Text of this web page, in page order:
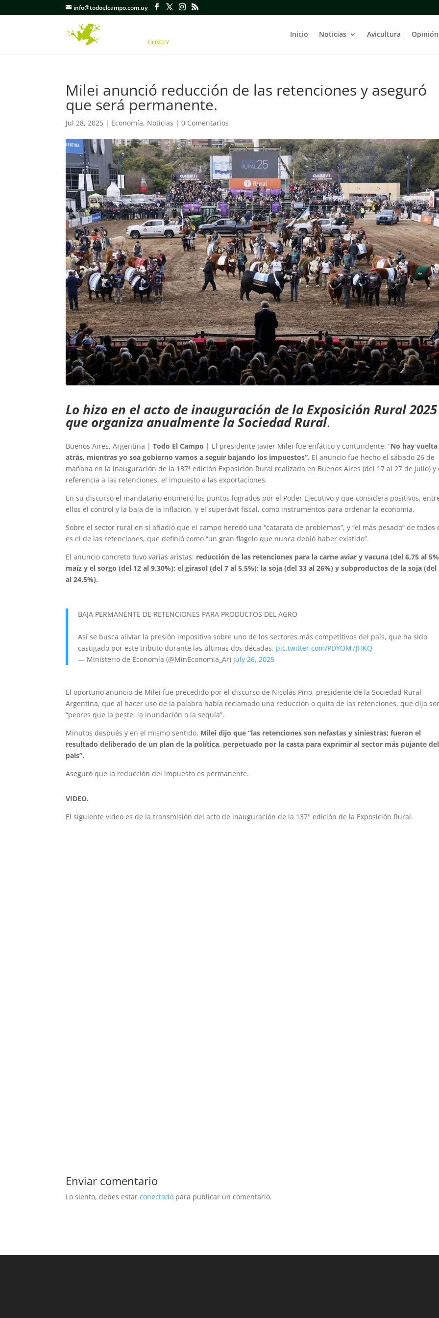
info@todoelcampo.com.uy
Inicio Noticias Avicultura Opinión
Milei anunció reducción de las retenciones y aseguró
que será permanente.
Jul 28, 2025 | Economía, Noticias |0 Comentarios
Lo hizo en el acto de inauguración de la Exposición Rural 2025
que organiza anualmente la Sociedad Rural.
Buenos Aires, Argentina |Todo El Campo | El presidente Javier Milei fue enfático y contundente: “No hay vuelta
atrás, mientras yo sea gobierno vamos a seguir bajando los impuestos”. El anuncio fue hecho el sábado 26 de
mañana en la inauguración de la 137ª edición Exposición Rural realizada en Buenos Aires (del 17 al 27 de julio) y
referencia a las retenciones, el impuesto a las exportaciones.
En su discurso el mandatario enumeró los puntos logrados por el Poder Ejecutivo y que considera positivos,
ellos el control y la baja de la inflación, y el superávit fiscal, como instrumentos para ordenar la economía.
Sobre el sector rural en sí añadió que el campo heredó una “catarata de problemas”, y “el más pesado” de todos
es el de las retenciones, que definió como “un gran flagelo que nunca debió haber existido”.
El anuncio concreto tuvo varias aristas: reducción de las retenciones para la carne aviar y vacuna (del 6,75 al
maíz y el sorgo (del 12 al 9,30%); el girasol (del 7 al 5,5%); la soja (del 33 al 26%) y subproductos de la soja (del
al 24,5%).
BAJA PERMANENTE DE RETENCIONES PARA PRODUCTOS DEL AGRO
Así se busca aliviar la presión impositiva sobre uno de los sectores más competitivos del país, que ha sido
castigado por este tributo durante las últimas dos décadas. pic.twitter.com/PDYOM7JHKQ
— Ministerio de Economía (@MinEconomia_Ar) July 26, 2025
El oportuno anuncio de Milei fue precedido por el discurso de Nicolás Pino, presidente de la Sociedad Rural
Argentina, que al hacer uso de la palabra había reclamado una reducción o quita de las retenciones, que dijo
“peores que la peste, la inundación o la sequía”.
Minutos después y en el mismo sentido, Milei dijo que “las retenciones son nefastas y siniestras; fueron el
resultado deliberado de un plan de la política, perpetuado por la casta para exprimir al sector más pujante del
país”.
Aseguró que la reducción del impuesto es permanente.
VIDEO.
El siguiente video es de la transmisión del acto de inauguración de la 137° edición de la Exposición Rural.
Enviar comentario
Lo siento, debes estarconectado para publicar un comentario.